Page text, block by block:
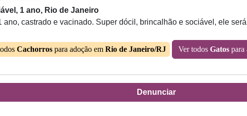
1 ano, Rio de Janeiro
ano, castrado e vacinado. Super dócil, brincalhão e sociável, ele
Cachorros para adoção em Rio de Janeiro/RJ Ver todos Gatos para
Denunciar